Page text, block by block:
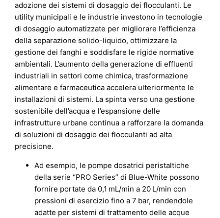
adozione dei sistemi di dosaggio dei flocculanti. Le
utility municipali e le industrie investono in tecnologie
di dosaggio automatizzate per migliorare l’efficienza
della separazione solido-liquido, ottimizzare la
gestione dei fanghi e soddisfare le rigide normative
ambientali. L’aumento della generazione di effluenti
industriali in settori come chimica, trasformazione
alimentare e farmaceutica accelera ulteriormente le
installazioni di sistemi. La spinta verso una gestione
sostenibile dell’acqua e l’espansione delle
infrastrutture urbane continua a rafforzare la domanda
di soluzioni di dosaggio dei flocculanti ad alta
precisione.
Ad esempio, le pompe dosatrici peristaltiche
della serie “PRO Series” di Blue-White possono
fornire portate da 0,1 mL/min a 20 L/min con
pressioni di esercizio fino a 7 bar, rendendole
adatte per sistemi di trattamento delle acque